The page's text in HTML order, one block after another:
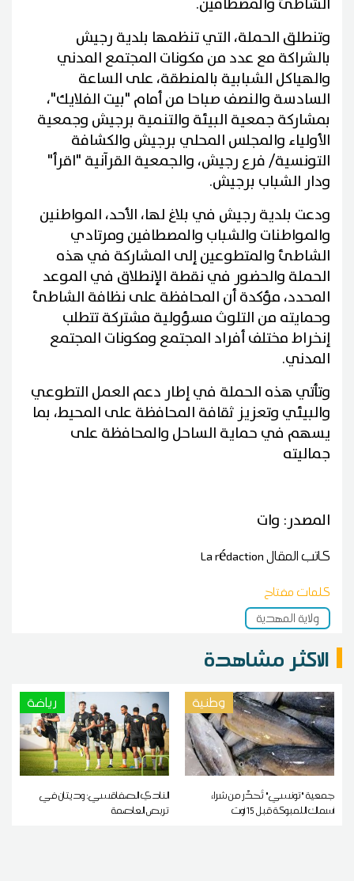
وتنطلق الحملة، التي تنظمها بلدية رجيش
بالشراكة مع عدد من مكونات المجتمع المدني
والهياكل الشبابية بالمنطقة، على الساعة
السادسة والنصف صباحا من أمام "بيت الفلايك"،
بمشاركة جمعية البيئة والتنمية برجيش وجمعية
الأولياء والمجلس المحلي برجيش والكشافة
التونسية/ فرع رجيش، والجمعية القرآنية "اقرأ"
ودار الشباب برجيش.
ودعت بلدية رجيش في بلاغ لها، الأحد، المواطنين
والمواطنات والشباب والمصطافين ومرتادي
الشاطئ والمتطوعين إلى المشاركة في هذه
الحملة والحضور في نقطة الإنطلاق في الموعد
المحدد، مؤكدة أن المحافظة على نظافة الشاطئ
وحمايته من التلوث مسؤولية مشتركة تتطلب
إنخراط مختلف أفراد المجتمع ومكونات المجتمع
المدني.
وتأتي هذه الحملة في إطار دعم العمل التطوعي
والبيئي وتعزيز ثقافة المحافظة على المحيط، بما
يسهم في حماية الساحل والمحافظة على
جماليته
المصدر: وات
كاتب المقالLa rédaction
كلمات مفتاح
ولاية المهدية
الاكثر مشاهدة
وطنية
جمعية "تونسي" تُحذّر من شراء
أسماك اللمبوكة قبل 15 أوت
رياضة
النادي الصفاقسي: وديتان في
تربص العاصمة